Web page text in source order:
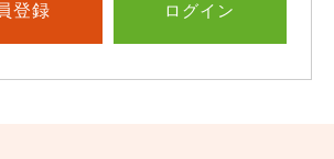
登録 ログイン